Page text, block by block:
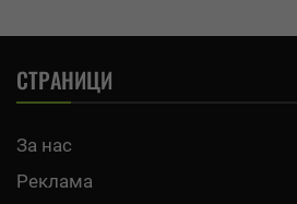
СТРАНИЦИ
За нас
Реклама